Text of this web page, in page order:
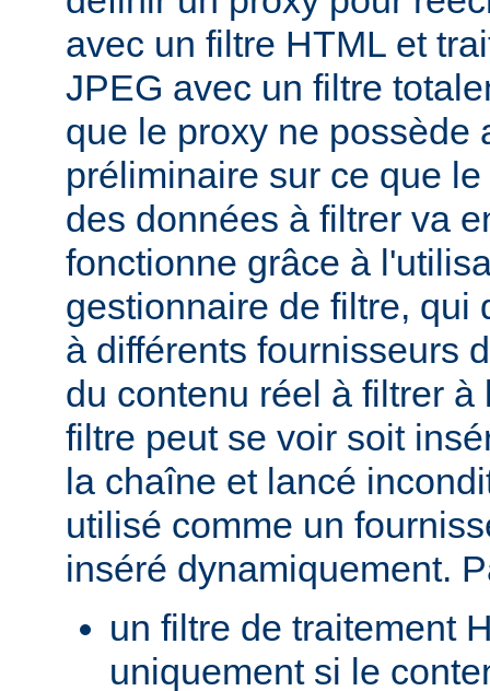
avec un filtre HTML et
JPEG avec un filtre
que le proxy ne possède
préliminaire sur ce que
des données à filtrer va
fonctionne grâce à
gestionnaire de filtre, qui
à différents fournisseurs
du contenu réel à filtrer à
filtre peut se voir soit
la chaîne et lancé
utilisé comme un
inséré dynamiquement.
un filtre de traitement
uniquement si le